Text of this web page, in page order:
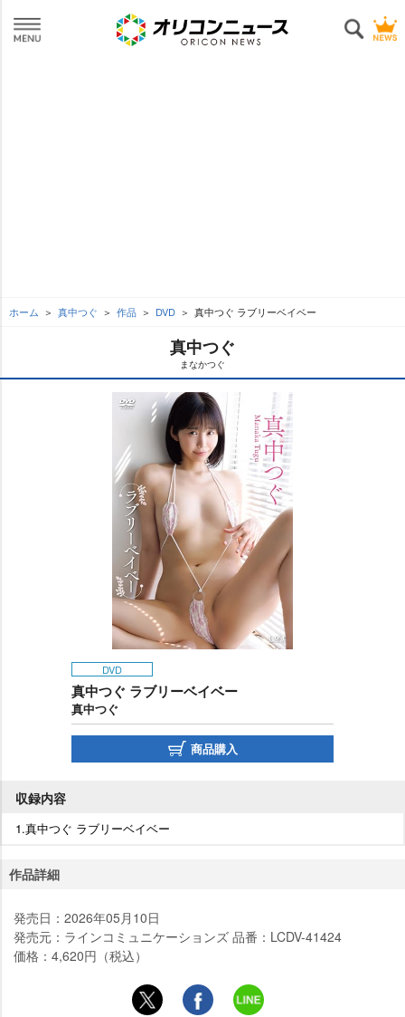
ホーム 真中つぐ 作品 DVD 真中つぐ ラブリーベイベー
真中つぐ
まなかつぐ
DVD
真中つぐ ラブリーベイベー
真中つぐ
商品購入
収録内容
1.真中つぐ ラブリーベイベー
作品詳細
発売日：2026年05月10日
発売元：ラインコミュニケーションズ 品番：LCDV-41424
価格：4,620円（税込）